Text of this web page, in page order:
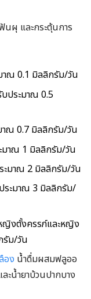
นผุ และกระตุ้นการ
าณ 0.1 มิลลิกรัม/วัน
บประมาณ 0.5
าณ 0.7 มิลลิกรัม/วัน
มาณ 1 มิลลิกรัม/วัน
ะมาณ 2 มิลลิกรัม/วัน
ระมาณ 3 มิลลิกรัม/
ญิงตั้งครรภ์และหญิง
รัม/วัน
อง น้ำดื่มผสมฟลูออ
ะน้ำยาบ้วนปากบาง